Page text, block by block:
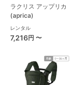
ラクリス アップリカ
(aprica)
レンタル
7,216円 〜